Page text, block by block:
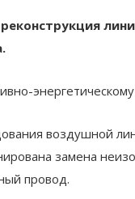
воздушной
замена
провод.